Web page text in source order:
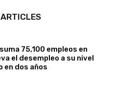
75,100 empleos en
el desempleo a su nivel
en dos años